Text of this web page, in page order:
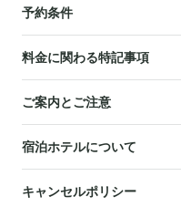
予約条件
料金に関わる特記事項
ご案内とご注意
宿泊ホテルについて
キャンセルポリシー